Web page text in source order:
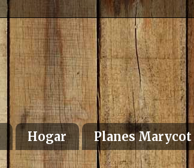
Hogar Planes Marycot